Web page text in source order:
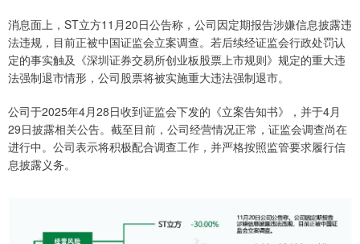
消息面上，ST立方11月20日公告称，公司因定期报告涉嫌信息披露违
法违规，目前正被中国证监会立案调查。若后续经证监会行政处罚认
定的事实触及《深圳证券交易所创业板股票上市规则》规定的重大违
法强制退市情形，公司股票将被实施重大违法强制退市。
公司于2025年4月28日收到证监会下发的《立案告知书》，并于4月
29日披露相关公告。截至目前，公司经营情况正常，证监会调查尚在
进行中。公司表示将积极配合调查工作，并严格按照监管要求履行信
息披露义务。